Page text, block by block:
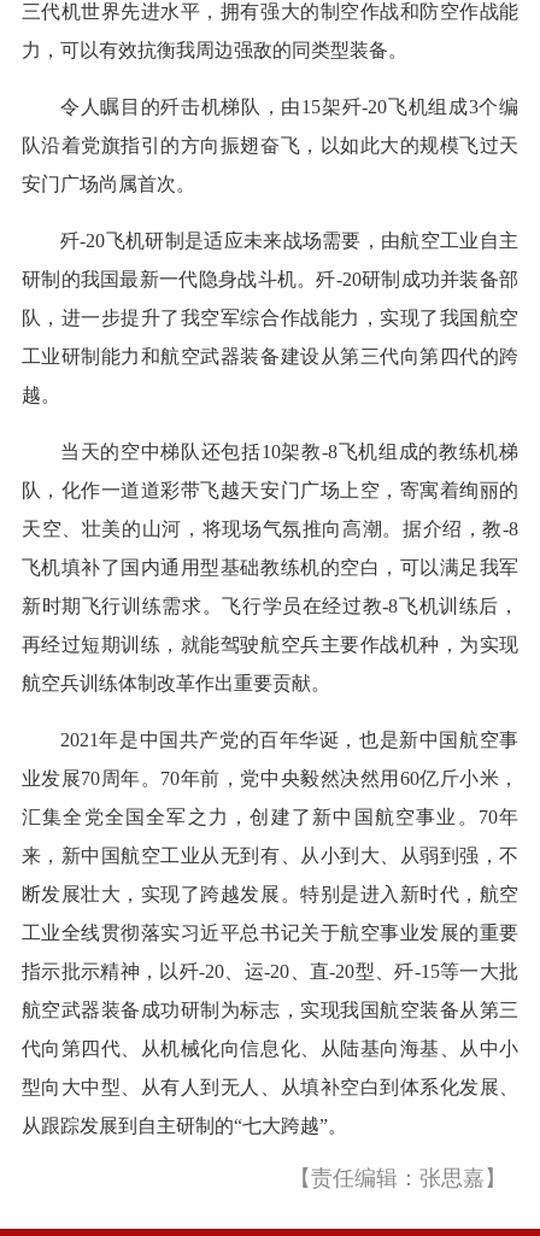
三代机世界先进水平，拥有强大的制空作战和防空作战能
力，可以有效抗衡我周边强敌的同类型装备。
令人瞩目的歼击机梯队，由15架歼-20飞机组成3个编
队沿着党旗指引的方向振翅奋飞，以如此大的规模飞过天
安门广场尚属首次。
歼-20飞机研制是适应未来战场需要，由航空工业自主
研制的我国最新一代隐身战斗机。歼-20研制成功并装备部
队，进一步提升了我空军综合作战能力，实现了我国航空
工业研制能力和航空武器装备建设从第三代向第四代的跨
越。
当天的空中梯队还包括10架教-8飞机组成的教练机梯
队，化作一道道彩带飞越天安门广场上空，寄寓着绚丽的
天空、壮美的山河，将现场气氛推向高潮。据介绍，教-8
飞机填补了国内通用型基础教练机的空白，可以满足我军
新时期飞行训练需求。飞行学员在经过教-8飞机训练后，
再经过短期训练，就能驾驶航空兵主要作战机种，为实现
航空兵训练体制改革作出重要贡献。
2021年是中国共产党的百年华诞，也是新中国航空事
业发展70周年。70年前，党中央毅然决然用60亿斤小米，
汇集全党全国全军之力，创建了新中国航空事业。70年
来，新中国航空工业从无到有、从小到大、从弱到强，不
断发展壮大，实现了跨越发展。特别是进入新时代，航空
工业全线贯彻落实习近平总书记关于航空事业发展的重要
指示批示精神，以歼-20、运-20、直-20型、歼-15等一大批
航空武器装备成功研制为标志，实现我国航空装备从第三
代向第四代、从机械化向信息化、从陆基向海基、从中小
型向大中型、从有人到无人、从填补空白到体系化发展、
从跟踪发展到自主研制的“七大跨越”。
【责任编辑：张思嘉】